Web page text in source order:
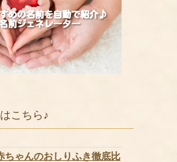
こちら♪
ちゃんのおしりふき徹底比